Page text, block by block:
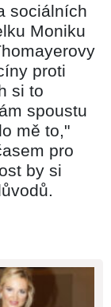
sociálních
Moniku
proti
si to
spoustu
mě to,"
pro
by si